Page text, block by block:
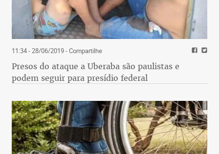
11:34 - 28/06/2019- Compartilhe
Presos do ataque a Uberaba são paulistas e
podem seguir para presídio federal